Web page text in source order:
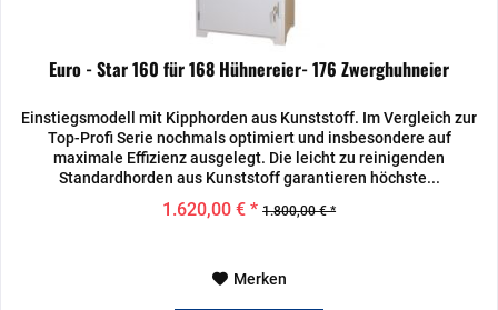
Euro - Star 160 für 168 Hühnereier- 176 Zwerghuhneier
Einstiegsmodell mit Kipphorden aus Kunststoff. Im Vergleich zur
Top-Profi Serie nochmals optimiert und insbesondere auf
maximale Effizienz ausgelegt. Die leicht zu reinigenden
Standardhorden aus Kunststoff garantieren höchste...
1.620,00 € * 1.800,00 € *
Merken